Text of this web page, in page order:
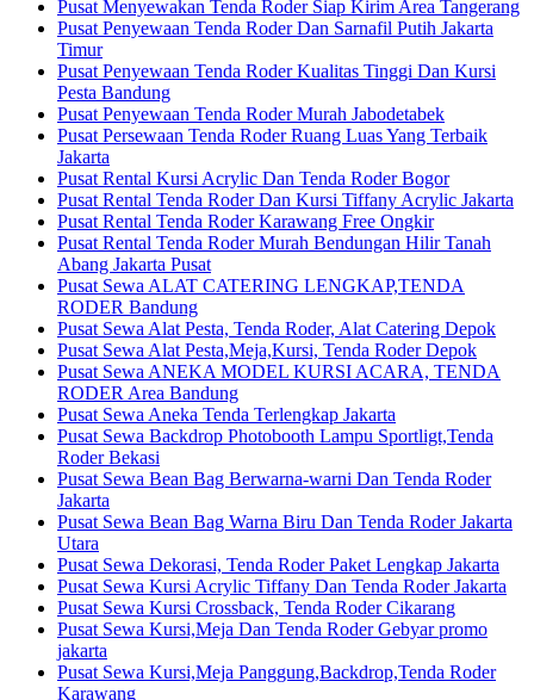
Pusat Menyewakan Tenda Roder Siap Kirim Area Tangerang
Pusat Penyewaan Tenda Roder Dan Sarnafil Putih Jakarta
Timur
Pusat Penyewaan Tenda Roder Kualitas Tinggi Dan Kursi
Pesta Bandung
Pusat Penyewaan Tenda Roder Murah Jabodetabek
Pusat Persewaan Tenda Roder Ruang Luas Yang Terbaik
Jakarta
Pusat Rental Kursi Acrylic Dan Tenda Roder Bogor
Pusat Rental Tenda Roder Dan Kursi Tiffany Acrylic Jakarta
Pusat Rental Tenda Roder Karawang Free Ongkir
Pusat Rental Tenda Roder Murah Bendungan Hilir Tanah
Abang Jakarta Pusat
Pusat Sewa ALAT CATERING LENGKAP,TENDA
RODER Bandung
Pusat Sewa Alat Pesta, Tenda Roder, Alat Catering Depok
Pusat Sewa Alat Pesta,Meja,Kursi, Tenda Roder Depok
Pusat Sewa ANEKA MODEL KURSI ACARA, TENDA
RODER Area Bandung
Pusat Sewa Aneka Tenda Terlengkap Jakarta
Pusat Sewa Backdrop Photobooth Lampu Sportligt,Tenda
Roder Bekasi
Pusat Sewa Bean Bag Berwarna-warni Dan Tenda Roder
Jakarta
Pusat Sewa Bean Bag Warna Biru Dan Tenda Roder Jakarta
Utara
Pusat Sewa Dekorasi, Tenda Roder Paket Lengkap Jakarta
Pusat Sewa Kursi Acrylic Tiffany Dan Tenda Roder Jakarta
Pusat Sewa Kursi Crossback, Tenda Roder Cikarang
Pusat Sewa Kursi,Meja Dan Tenda Roder Gebyar promo
jakarta
Pusat Sewa Kursi,Meja Panggung,Backdrop,Tenda Roder
Karawang